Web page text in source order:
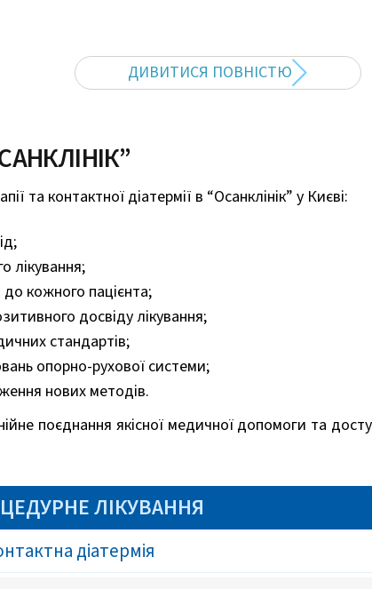
ДИВИТИСЯ ПОВНІСТЮ
та контактної діатермії в “Осанклінік” у Києві:
лікування;
до кожного пацієнта;
досвіду лікування;
стандартів;
опорно-рухової системи;
нових методів.
поєднання якісної медичної допомоги та
ЛІКУВАННЯ
діатермія